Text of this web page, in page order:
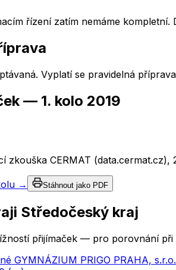
řízení zatím nemáme
Vyplatí se pravidelná
— 1. kolo 2019
zkouška CERMAT (data.cermat.cz),
→ Stáhnout jako PDF
Středočeský kraj
přijímaček — pro porovnání při
GYMNÁZIUM PRIGO PRAHA, s.r.o.